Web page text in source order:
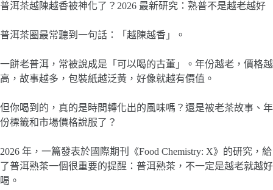
普洱茶越陳越香被神化了？2026 最新研究：熟普不是越老越好
普洱茶圈最常聽到一句話：「越陳越香」。
一餅老普洱，常被說成是「可以喝的古董」。年份越老，價格越
高，故事越多，包裝紙越泛黃，好像就越有價值。
但你喝到的，真的是時間轉化出的風味嗎？還是被老茶故事、年
份標籤和市場價格說服了？
2026 年，一篇發表於國際期刊《Food Chemistry: X》的研究，給
了普洱熟茶一個很重要的提醒：普洱熟茶，不一定是越老就越好
喝。